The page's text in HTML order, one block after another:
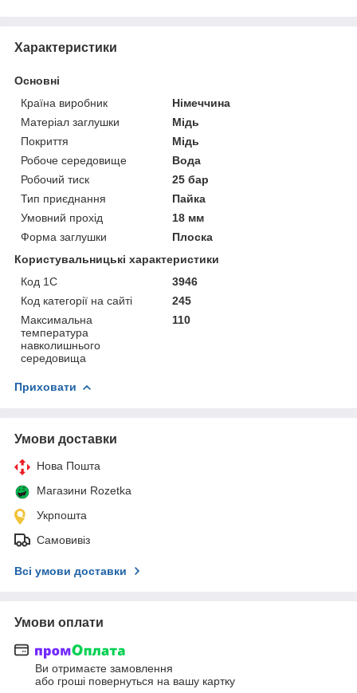
Характеристики
Основні
Країна виробник
Німеччина
Матеріал заглушки
Мідь
Покриття
Мідь
Робоче середовище
Вода
Робочий тиск
25 бар
Тип приєднання
Пайка
Умовний прохід
18 мм
Форма заглушки
Плоска
Користувальницькі характеристики
Код 1С
3946
Код категорії на сайті
245
Максимальна
температура
навколишнього
середовища
110
Приховати
Умови доставки
Нова Пошта
Магазини Rozetka
Укрпошта
Самовивіз
Всі умови доставки
Умови оплати
Ви отримаєте замовлення
або гроші повернуться на вашу картку